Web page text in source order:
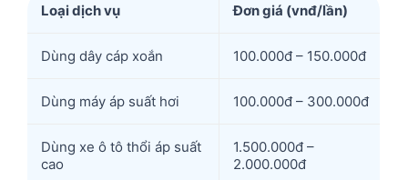
Loại dịch vụ Đơn giá (vnđ/lần)
Dùng dây cáp xoắn 100.000đ – 150.000đ
Dùng máy áp suất hơi 100.000đ – 300.000đ
Dùng xe ô tô thổi áp suất
cao
1.500.000đ –
2.000.000đ